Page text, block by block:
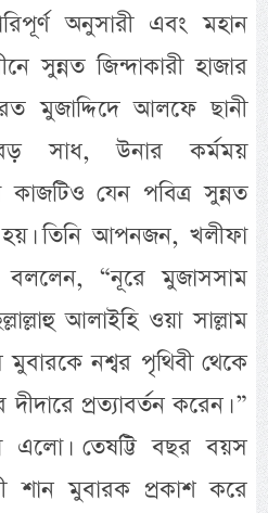
অনুসারী এবং মহান
সুন্নত জিন্দাকারী হাজার
মুজাদ্দিদে আলফে ছানী
সাধ, উনার কর্মময়
কাজটিও যেন পবিত্র সুন্নত
হয়। তিনি আপনজন, খলীফা
“নূরে মুজাসসাম
আলাইহি ওয়া সাল্লাম
নশ্বর পৃথিবী থেকে
প্রত্যাবর্তন করেন। ”
এলো। তেষট্টি বছর বয়স
শান মুবারক প্রকাশ করে